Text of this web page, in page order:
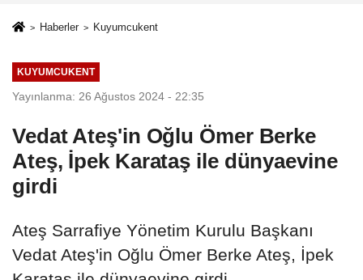
Haberler Kuyumcukent
KUYUMCUKENT
Yayınlanma: 26 Ağustos 2024 - 22:35
Vedat Ateş'in Oğlu Ömer Berke
Ateş, İpek Karataş ile dünyaevine
girdi
Ateş Sarrafiye Yönetim Kurulu Başkanı
Vedat Ateş'in Oğlu Ömer Berke Ateş, İpek